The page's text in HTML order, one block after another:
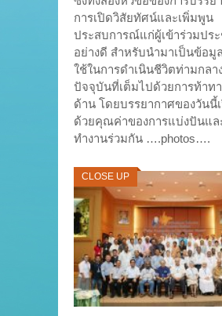
การเปิดวิสัยทัศน์และเพิ่มพูน
ประสบการณ์แก่ผู้เข้าร่วมปร
อย่างดี สำหรับนำมาเป็นข้อมู
ใช้ในการดำเนินชีวิตท่ามกลา
ปัจจุบันที่เต็มไปด้วยการท้าท
ด้าน โดยบรรยากาศของวันนี้
ด้วยคุณค่าของการแบ่งปันแล
ทำงานร่วมกัน ….photos….
CLOSE UP